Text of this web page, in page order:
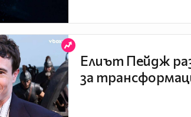
Елиът Пейдж
за